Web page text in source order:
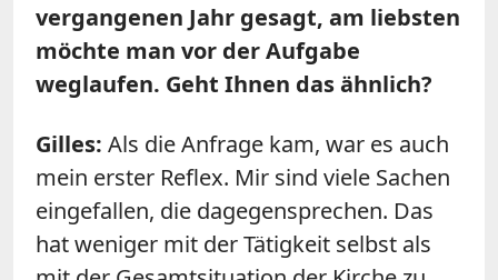
vergangenen Jahr gesagt, am liebsten
möchte man vor der Aufgabe
weglaufen. Geht Ihnen das ähnlich?
Gilles: Als die Anfrage kam, war es auch
mein erster Reflex. Mir sind viele Sachen
eingefallen, die dagegensprechen. Das
hat weniger mit der Tätigkeit selbst als